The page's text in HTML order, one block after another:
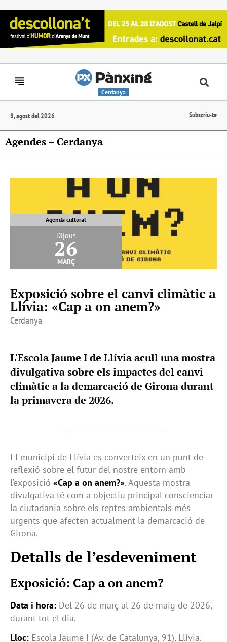
Cerdanya
8, agost del 2026 Subscriu-te
Agendes – Cerdanya
Agenda cultural
Dijous
26
març
Exposició sobre el canvi climàtic a
Llívia: «Cap a on anem?»
Cerdanya
L'Escola Jaume I de Llívia acull una mostra
divulgativa sobre els impactes del canvi
climàtic a la demarcació de Girona durant
la primavera de 2026.
El municipi de Llívia es converteix en un punt de
reflexió sobre el futur del nostre entorn amb
l’exposició «Cap a on anem?». Aquesta mostra
divulgativa té com a objectiu principal conscienciar
la ciutadania sobre els reptes ambientals més
urgents que afecten actualment la demarcació de
Girona.
Detalls de l’esdeveniment
Exposició: Cap a on anem?
Data i hora: Del 26 de març al 26 de maig de 2026,
durant tot el dia.
Lloc: Escola Jaume I (Av. de Catalunya, 91), Llívia.